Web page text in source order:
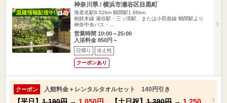
神奈川県 / 横浜市瀬谷区目黒町
海老名駅8.52km 鶴間駅1.86km
相鉄本線 瀬谷駅・三ッ境駅、または小田急線 鶴間駅より
神奈中央バス・…
営業時間 10:00～25:00
入浴料金 850円～
日帰り 冷え性
クーポンあり
クーポン 入館料金＋レンタルタオルセット 140円引き
【平日】 1,190円 → 1,050円 【土日祝】 1,390円 → 1,250